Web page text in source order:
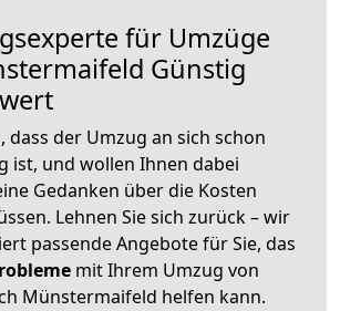
für Umzüge
Günstig
dass der Umzug an sich schon
ist, und wollen Ihnen dabei
Gedanken über die Kosten
Lehnen Sie sich zurück – wir
passende Angebote für Sie, das
mit Ihrem Umzug von
Münstermaifeld helfen kann.